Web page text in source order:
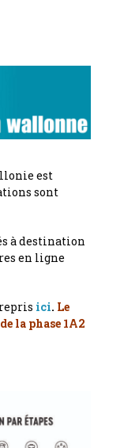
est
sont
à destination
en ligne
reprisici. Le
la phase 1A2